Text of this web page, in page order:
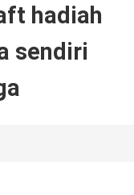
hadiah
sendiri